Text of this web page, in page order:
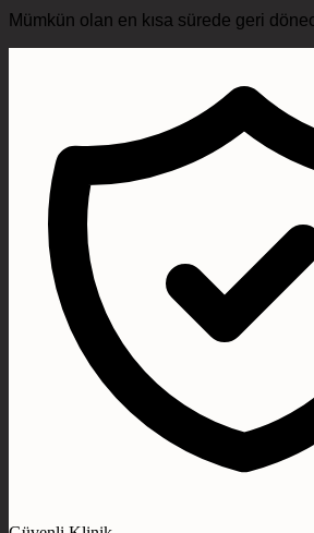
Mümkün olan en kısa sürede geri